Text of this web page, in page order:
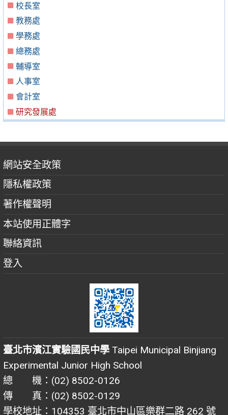
校長室
教務處
學務處
總務處
輔導室
人事室
會計室
研究發展處
網站安全政策
隱私權政策
著作權聲明
本站使用正體字
聯絡資訊
登入
臺北市濱江實驗國民中學 Taipei Municipal Binjiang
Experimental Junior High School
總 機：(02) 8502-0126
傳 真：(02) 8502-0129
學校地址：104353 臺北市中山區樂群二路 262 號